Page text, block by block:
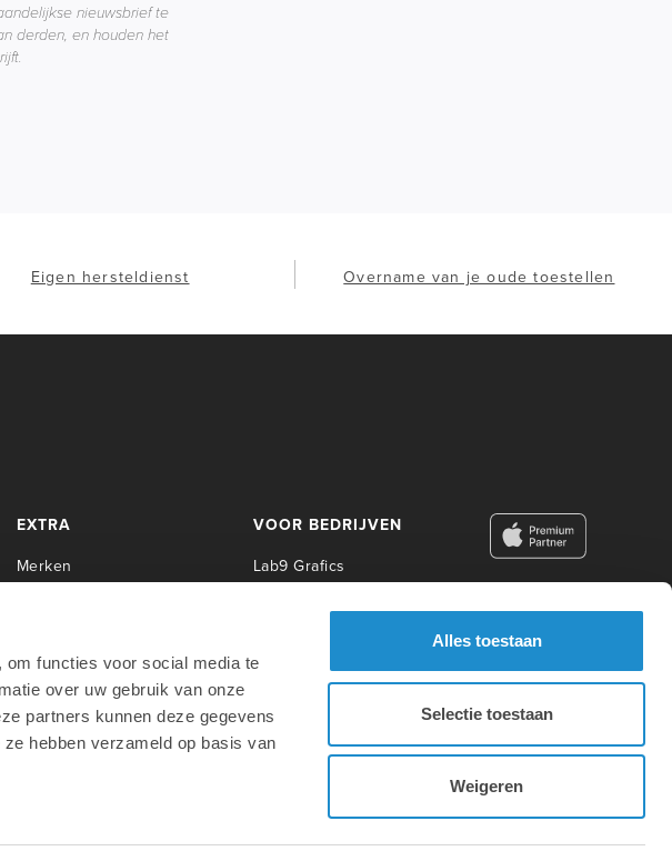
functies voor social media te
over uw gebruik van onze
partners kunnen deze gegevens
hebben verzameld op basis van
Alles toestaan
Selectie toestaan
Weigeren
nieuwsbrief te
derden, en houden het
Eigen hersteldienst Overname van je oude toestellen
EXTRA
Merken
Werken bij Lab9
VOOR BEDRIJVEN
Lab9 Grafics
Lab9 Academy
VOOR ONDERWIJS